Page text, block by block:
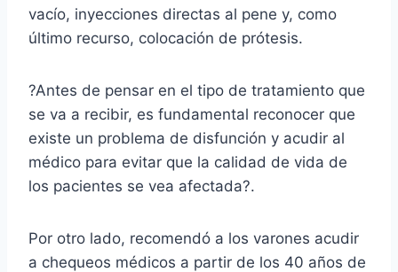
vacío, inyecciones directas al pene y, como
último recurso, colocación de prótesis.
?Antes de pensar en el tipo de tratamiento que
se va a recibir, es fundamental reconocer que
existe un problema de disfunción y acudir al
médico para evitar que la calidad de vida de
los pacientes se vea afectada?.
Por otro lado, recomendó a los varones acudir
a chequeos médicos a partir de los 40 años de